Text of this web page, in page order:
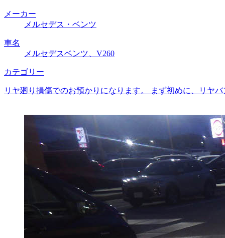
メーカー
メルセデス・ベンツ
車名
メルセデスベンツ、V260
カテゴリー
リヤ廻り損傷でのお預かりになります。 まず初めに、リヤ